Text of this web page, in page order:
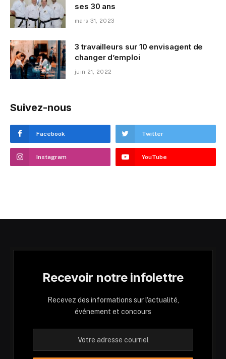
ses 30 ans
mars 31, 2023
3 travailleurs sur 10 envisagent de
changer d’emploi
juin 21, 2022
Suivez-nous
Facebook Twitter
Instagram YouTube
Recevoir notre infolettre
Recevez des informations sur l'actualité,
événement et concours